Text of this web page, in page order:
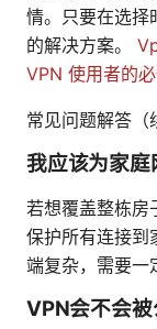
情。只要在选择
的解决方案。
VPN 使用者的
常见问题解答（
我应该为家庭
若想覆盖整栋房
保护所有连接到
端复杂，需要一
VPN会不会被